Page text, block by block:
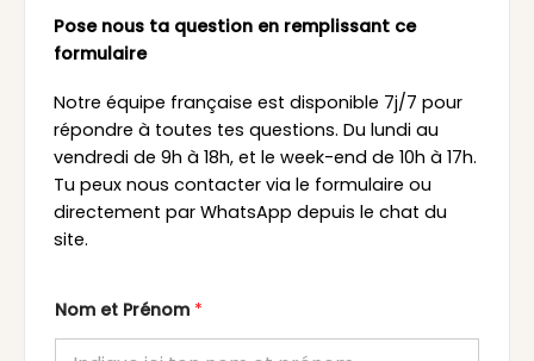
Pose nous ta question en remplissant ce
formulaire
Notre équipe française est disponible 7j/7 pour
répondre à toutes tes questions. Du lundi au
vendredi de 9h à 18h, et le week-end de 10h à 17h.
Tu peux nous contacter via le formulaire ou
directement par WhatsApp depuis le chat du
site.
Nom et Prénom *